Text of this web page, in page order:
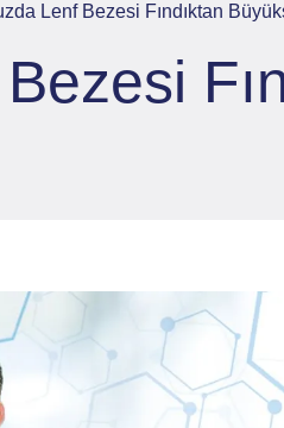
Lenf Bezesi Fındıktan